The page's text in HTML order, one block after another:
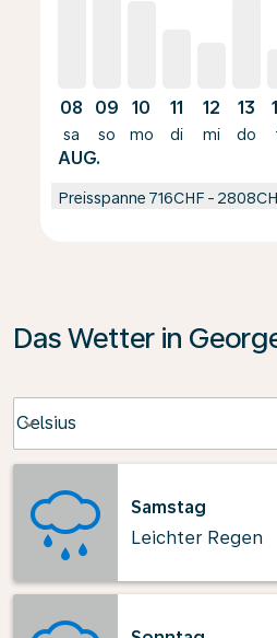
08
sa
AUG.
09
so
10
mo
11
di
12
mi
13
do
Preisspanne 716CHF -
Das Wetter in
Celsius
keyboard_arrow_down
Samstag
Leichter Regen